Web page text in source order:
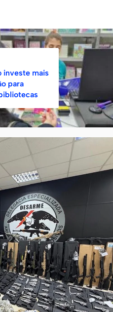
investe mais
para